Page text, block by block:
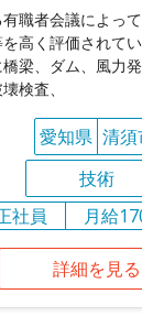
職者会議によっ
高く評価されて
梁、ダム、風力
検査、
愛知県 清須
技術
社員
月給
詳細を見る